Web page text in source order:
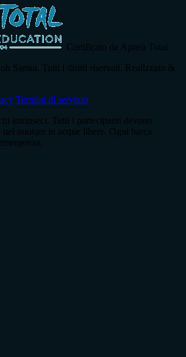
Certificato da Apnea Total
Samui. Tutti i diritti riservati. Realizzato &
Termini di servizio
intrinseci. Tutti i partecipanti devono
nuotare in acque libere. Ogni barca